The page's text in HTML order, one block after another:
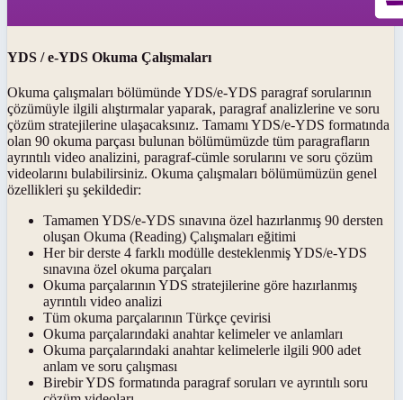
YDS / e-YDS Okuma Çalışmaları
Okuma çalışmaları bölümünde YDS/e-YDS paragraf sorularının
çözümüyle ilgili alıştırmalar yaparak, paragraf analizlerine ve soru
çözüm stratejilerine ulaşacaksınız. Tamamı YDS/e-YDS formatında
olan 90 okuma parçası bulunan bölümümüzde tüm paragrafların
ayrıntılı video analizini, paragraf-cümle sorularını ve soru çözüm
videolarını bulabilirsiniz. Okuma çalışmaları bölümümüzün genel
özellikleri şu şekildedir:
Tamamen YDS/e-YDS sınavına özel hazırlanmış 90 dersten
oluşan Okuma (Reading) Çalışmaları eğitimi
Her bir derste 4 farklı modülle desteklenmiş YDS/e-YDS
sınavına özel okuma parçaları
Okuma parçalarının YDS stratejilerine göre hazırlanmış
ayrıntılı video analizi
Tüm okuma parçalarının Türkçe çevirisi
Okuma parçalarındaki anahtar kelimeler ve anlamları
Okuma parçalarındaki anahtar kelimelerle ilgili 900 adet
anlam ve soru çalışması
Birebir YDS formatında paragraf soruları ve ayrıntılı soru